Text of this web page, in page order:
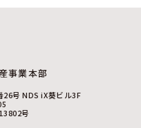
事業本部
号 NDS iX葵ビル3F
号